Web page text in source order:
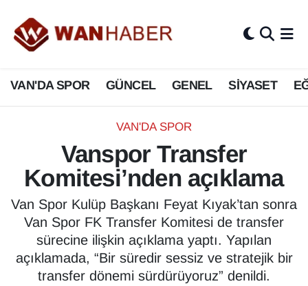
VAN'DA SPOR GÜNCEL GENEL SİYASET
VAN'DA SPOR
Vanspor Transfer
Komitesi’nden açıklama
Van Spor Kulüp Başkanı Feyat Kıyak’tan sonra
Van Spor FK Transfer Komitesi de transfer
sürecine ilişkin açıklama yaptı. Yapılan
açıklamada, “Bir süredir sessiz ve stratejik bir
transfer dönemi sürdürüyoruz” denildi.
3.SAYFA
ASAYİŞ
BİLİM VE TEKNOLOJİ
Biyografi
ÇEVRE
Deprem
Van Nöbetçi Eczaneler
Van Hava Durumu
Van Namaz Vakitleri
Van Trafik Yoğunluk Haritası
Süper Lig Puan Durumu ve Fikstür
Tüm Manşetler
Son Dakika Haberleri